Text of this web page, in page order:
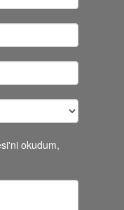
okudum,